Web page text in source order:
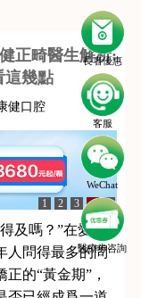
長者優惠
客服
WeChat
醫療劵咨詢
正畸醫生解析:
這幾點
健口腔
1 2 3 4 5
及嗎？”在愛康
人問得最多的問
的“黃金期”，